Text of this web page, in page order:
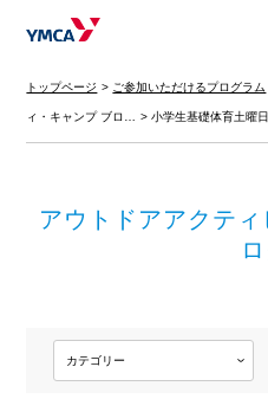
トップページ ご参加いただけるプログラム
ィ・キャンプ ブロ… 小学生基礎体育土曜
アウトドアアクテ